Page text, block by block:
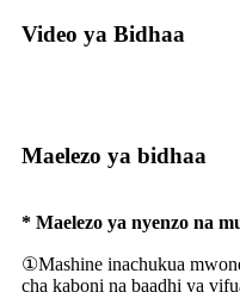
Video ya Bidhaa
Maelezo ya bidhaa
* Maelezo ya nyenzo na
①Mashine inachukua
cha kaboni na baadhi ya